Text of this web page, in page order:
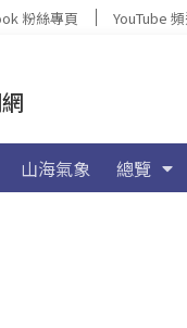
粉絲專頁 YouTube
山海氣象 總覽